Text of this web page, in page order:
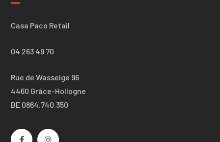
Casa Paco Retail
04 263 49 70
Rue de Wasseige 96
4460 Grâce-Hollogne
BE 0864.740.350